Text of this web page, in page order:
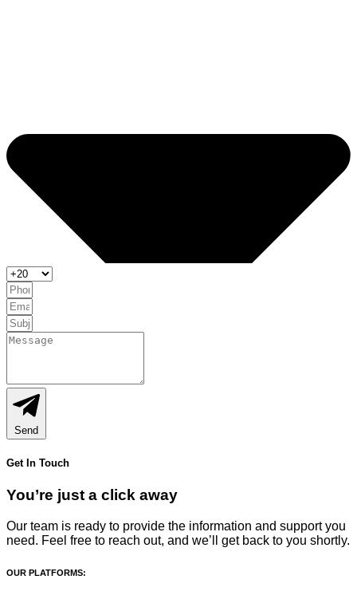
Send
Get In Touch
You’re just a click away
Our team is ready to provide the information and support you
need. Feel free to reach out, and we’ll get back to you shortly.
OUR PLATFORMS: